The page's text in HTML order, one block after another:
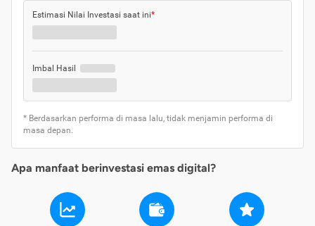
Estimasi Nilai Investasi saat ini*
Imbal Hasil
* Berdasarkan performa di masa lalu, tidak menjamin performa di
masa depan.
Apa manfaat berinvestasi emas digital?